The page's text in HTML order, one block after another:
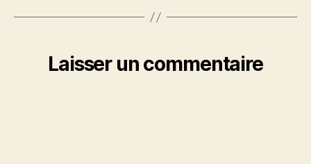
Laisser un commentaire